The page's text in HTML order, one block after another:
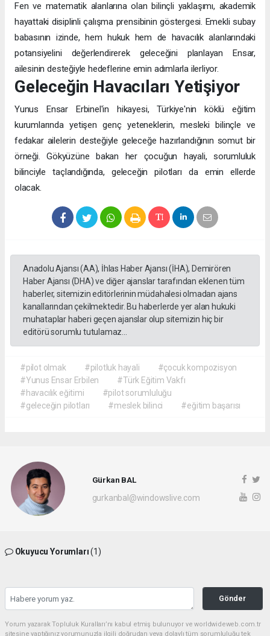
Fen ve matematik alanlarına olan bilinçli yaklaşımı, akademik
hayattaki disiplinli çalışma prensibinin göstergesi. Emekli subay
babasının izinde, hem hukuk hem de havacılık alanlarındaki
potansiyelini değerlendirerek geleceğini planlayan Ensar,
ailesinin desteğiyle hedeflerine emin adımlarla ilerliyor.
Geleceğin Havacıları Yetişiyor
Yunus Ensar Erbinel'in hikayesi, Türkiye'nin köklü eğitim
kurumlarında yetişen genç yeteneklerin, mesleki bilinçle ve
fedakar ailelerin desteğiyle geleceğe hazırlandığının somut bir
örneği. Gökyüzüne bakan her çocuğun hayali, sorumluluk
bilinciyle taçlandığında, geleceğin pilotları da emin ellerde
olacak.
Anadolu Ajansı (AA), İhlas Haber Ajansı (İHA), Demirören
Haber Ajansı (DHA) ve diğer ajanslar tarafından eklenen tüm
haberler, sitemizin editörlerinin müdahalesi olmadan ajans
kanallarından çekilmektedir. Bu haberlerde yer alan hukuki
muhataplar haberi geçen ajanslar olup sitemizin hiç bir
editörü sorumlu tutulamaz...
#pilot olmak #pilotluk hayali
#çocuk kompozisyon
#Yunus Ensar Erbilen
#Türk Eğitim Vakfı
#havacılık eğitimi
#pilot sorumluluğu
#geleceğin pilotları
#meslek bilinci #eğitim başarısı
Gürkan BAL
gurkanbal@windowslive.com
Okuyucu Yorumları(1)
Gönder
Yorum yazarak Topluluk Kuralları’nı kabul etmiş bulunuyor ve worldwideweb.com.tr
sitesine yaptığınız yorumunuzla ilgili doğrudan veya dolaylı tüm sorumluluğu tek